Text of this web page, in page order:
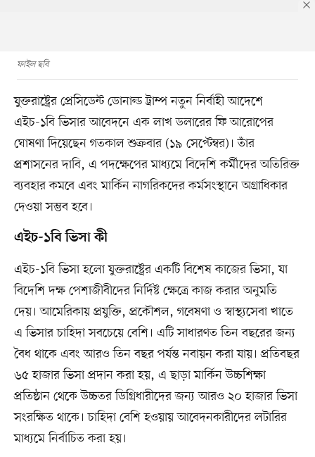
ফাইল ছবি
যুক্তরাষ্ট্রের প্রেসিডেন্ট ডোনাল্ড ট্রাম্প নতুন নির্বাহী আদেশে
এইচ-১বি ভিসার আবেদনে এক লাখ ডলারের ফি আরোপের
ঘোষণা দিয়েছেন গতকাল শুক্রবার (১৯ সেপ্টেম্বর)। তাঁর
প্রশাসনের দাবি, এ পদক্ষেপের মাধ্যমে বিদেশি কর্মীদের অতিরিক্ত
ব্যবহার কমবে এবং মার্কিন নাগরিকদের কর্মসংস্থানে অগ্রাধিকার
দেওয়া সম্ভব হবে।
এইচ-১বি ভিসা কী
এইচ-১বি ভিসা হলো যুক্তরাষ্ট্রের একটি বিশেষ কাজের ভিসা, যা
বিদেশি দক্ষ পেশাজীবীদের নির্দিষ্ট ক্ষেত্রে কাজ করার অনুমতি
দেয়। আমেরিকায় প্রযুক্তি, প্রকৌশল, গবেষণা ও স্বাস্থ্যসেবা খাতে
এ ভিসার চাহিদা সবচেয়ে বেশি। এটি সাধারণত তিন বছরের জন্য
বৈধ থাকে এবং আরও তিন বছর পর্যন্ত নবায়ন করা যায়। প্রতিবছর
৬৫ হাজার ভিসা প্রদান করা হয়, এ ছাড়া মার্কিন উচ্চশিক্ষা
প্রতিষ্ঠান থেকে উচ্চতর ডিগ্রিধারীদের জন্য আরও ২০ হাজার ভিসা
সংরক্ষিত থাকে। চাহিদা বেশি হওয়ায় আবেদনকারীদের লটারির
মাধ্যমে নির্বাচিত করা হয়।